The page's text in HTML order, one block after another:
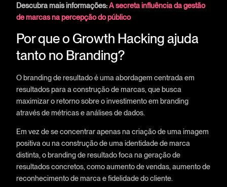
Descubra mais informações:A secreta influência da gestão
de marcas na percepção do público
Por que o Growth Hacking ajuda
tanto no Branding?
O branding de resultado é uma abordagem centrada em
resultados para a construção de marcas, que busca
maximizar o retorno sobre o investimento em branding
através de métricas e análises de dados.
Em vez de se concentrar apenas na criação de uma imagem
positiva ou na construção de uma identidade de marca
distinta, o branding de resultado foca na geração de
resultados concretos, como aumento de vendas, aumento de
reconhecimento de marca e fidelidade do cliente.